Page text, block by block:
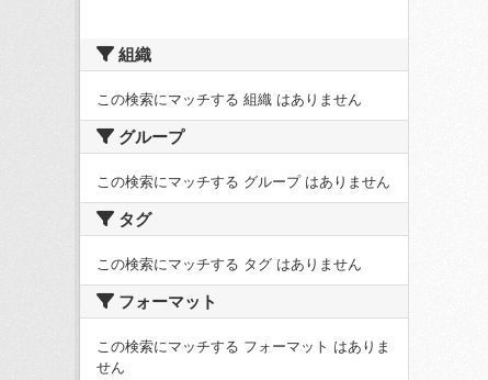
組織
この検索にマッチする 組織 はありません
グループ
この検索にマッチする グループ はありません
タグ
この検索にマッチする タグ はありません
フォーマット
この検索にマッチする フォーマット はありま
せん